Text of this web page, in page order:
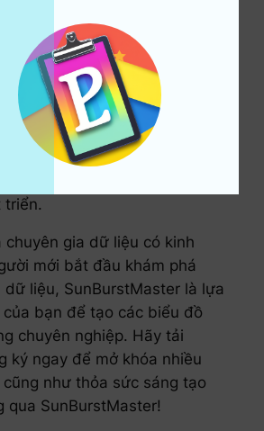
xu hướng thị trường và báo
dịch vụ công: hiển thị dữ
điều tra xã hội và kết quả
án dịch vụ công.
thuật: Tạo biểu đồ và trình
cho các tài liệu kỹ thuật
triển.
chuyên gia dữ liệu có kinh
mới bắt đầu khám phá
liệu, SunBurstMaster là lựa
bạn để tạo các biểu đồ
chuyên nghiệp. Hãy tải
ký ngay để mở khóa nhiều
như thỏa sức sáng tạo
qua SunBurstMaster!